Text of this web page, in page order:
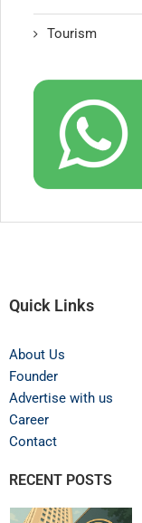
Tourism
Quick Links
About Us
Founder
Advertise with us
Career
Contact
RECENT POSTS